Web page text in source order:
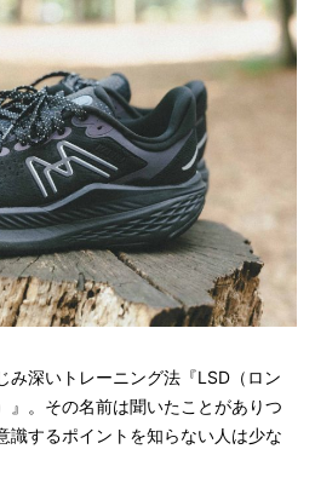
み深いトレーニング法『LSD（ロン
』。その名前は聞いたことがありつ
識するポイントを知らない人は少な